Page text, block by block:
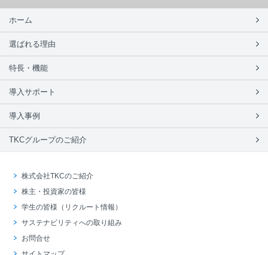
ホーム
選ばれる理由
特長・機能
導入サポート
導入事例
TKCグループのご紹介
株式会社TKCのご紹介
株主・投資家の皆様
学生の皆様（リクルート情報）
サステナビリティへの取り組み
お問合せ